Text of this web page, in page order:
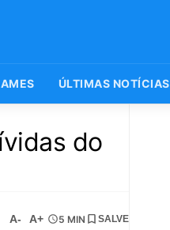
ÚLTIMAS NOTÍCIAS
do
A- A+ 5 MIN SALVE